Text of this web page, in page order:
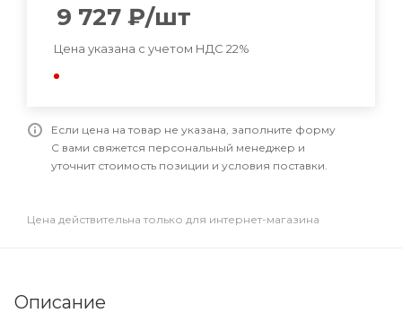
9 727 ₽/шт
Цена указана с учетом НДС 22%
Если цена на товар не указана, заполните форму
С вами свяжется персональный менеджер и
уточнит стоимость позиции и условия поставки.
Цена действительна только для интернет-магазина
Описание